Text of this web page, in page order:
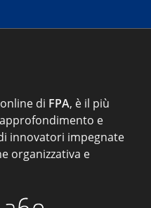
di FPA, è il più
e
innovatori impegnate
organizzativa e